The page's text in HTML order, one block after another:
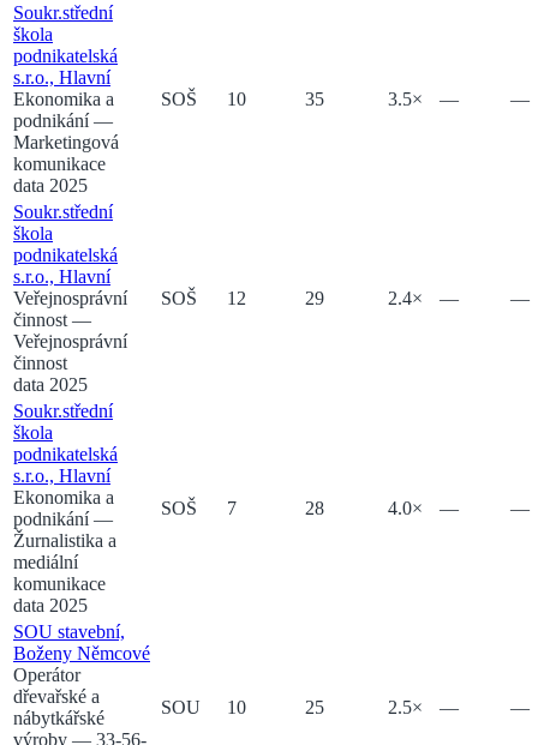
Soukr.střední
škola
podnikatelská
s.r.o., Hlavní
Ekonomika a
podnikání—
Marketingová
komunikace
data 2025
SOŠ 10 35 3.5× — —
Soukr.střední
škola
podnikatelská
s.r.o., Hlavní
Veřejnosprávní
činnost —
Veřejnosprávní
činnost
data 2025
SOŠ 12 29 2.4× — —
Soukr.střední
škola
podnikatelská
s.r.o., Hlavní
Ekonomika a
podnikání—
Žurnalistika a
mediální
komunikace
data 2025
SOŠ 7 28 4.0× — —
SOU stavební,
Boženy Němcové
Operátor
dřevařské a
nábytkářské
výroby — 33-56-
SOU 10 25 2.5× — —